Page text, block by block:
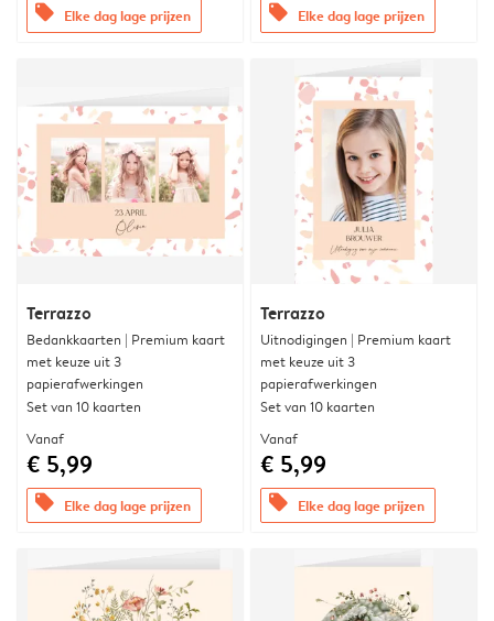
offers Elke dag lage prijzen offers Elke dag lage prijzen
Terrazzo
Bedankkaarten | Premium kaart
met keuze uit 3
papierafwerkingen
Set van 10 kaarten
Vanaf
€ 5,99
offers Elke dag lage prijzen
Terrazzo
Uitnodigingen | Premium kaart
met keuze uit 3
papierafwerkingen
Set van 10 kaarten
Vanaf
€ 5,99
offers Elke dag lage prijzen